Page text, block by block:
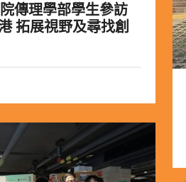
傳理學部學生參訪
拓展視野及尋找創